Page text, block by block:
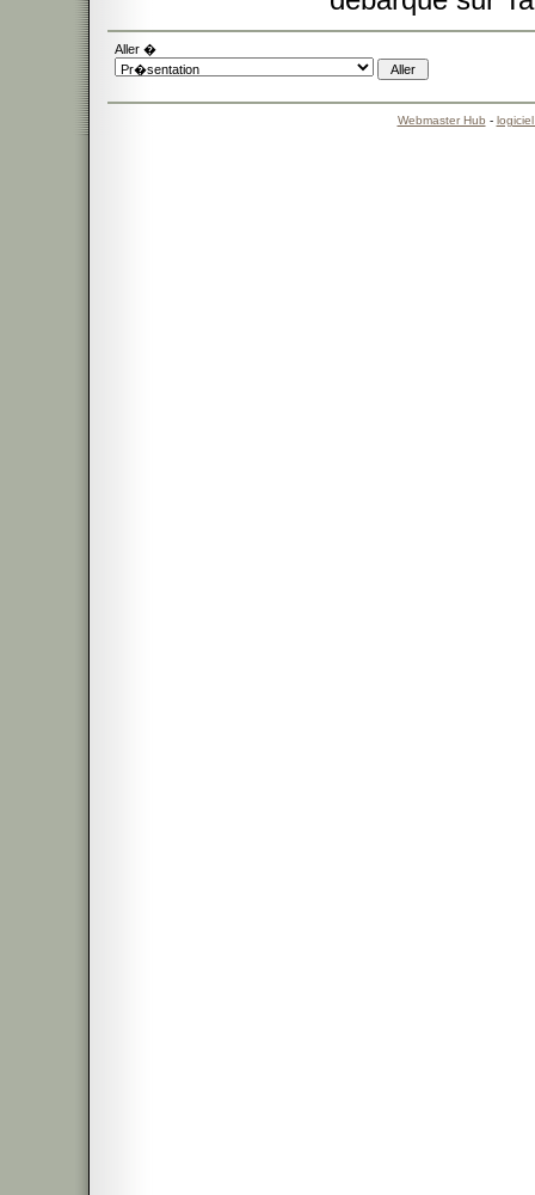
Aller �
Webmaster Hub -